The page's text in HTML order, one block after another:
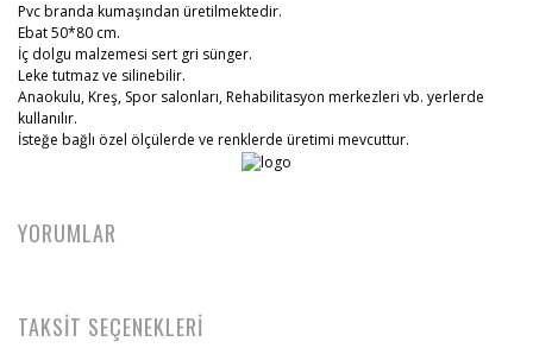
Pvc branda kumaşından üretilmektedir.
Ebat 50*80 cm.
İç dolgu malzemesi sert gri sünger.
Leke tutmaz ve silinebilir.
Anaokulu, Kreş, Spor salonları, Rehabilitasyon merkezleri vb. yerlerde
kullanılır.
İsteğe bağlı özel ölçülerde ve renklerde üretimi mevcuttur.
YORUMLAR
TAKSİT SEÇENEKLERİ